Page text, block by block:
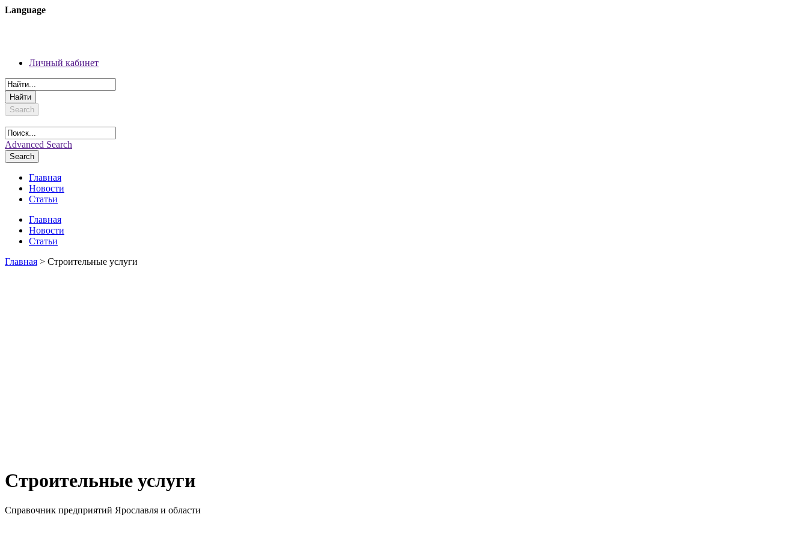
Language
Личный кабинет
Search
Advanced Search
Search
Главная
Новости
Статьи
Главная
Новости
Статьи
Главная > Строительные услуги
Строительные услуги
Справочник предприятий Ярославля и области